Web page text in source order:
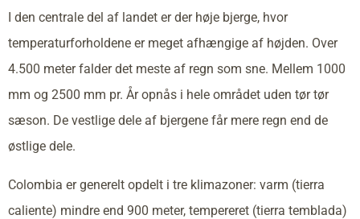
I den centrale del af landet er der høje bjerge, hvor
temperaturforholdene er meget afhængige af højden. Over
4.500 meter falder det meste af regn som sne. Mellem 1000
mm og 2500 mm pr. År opnås i hele området uden tør tør
sæson. De vestlige dele af bjergene får mere regn end de
østlige dele.
Colombia er generelt opdelt i tre klimazoner: varm (tierra
caliente) mindre end 900 meter, tempereret (tierra temblada)